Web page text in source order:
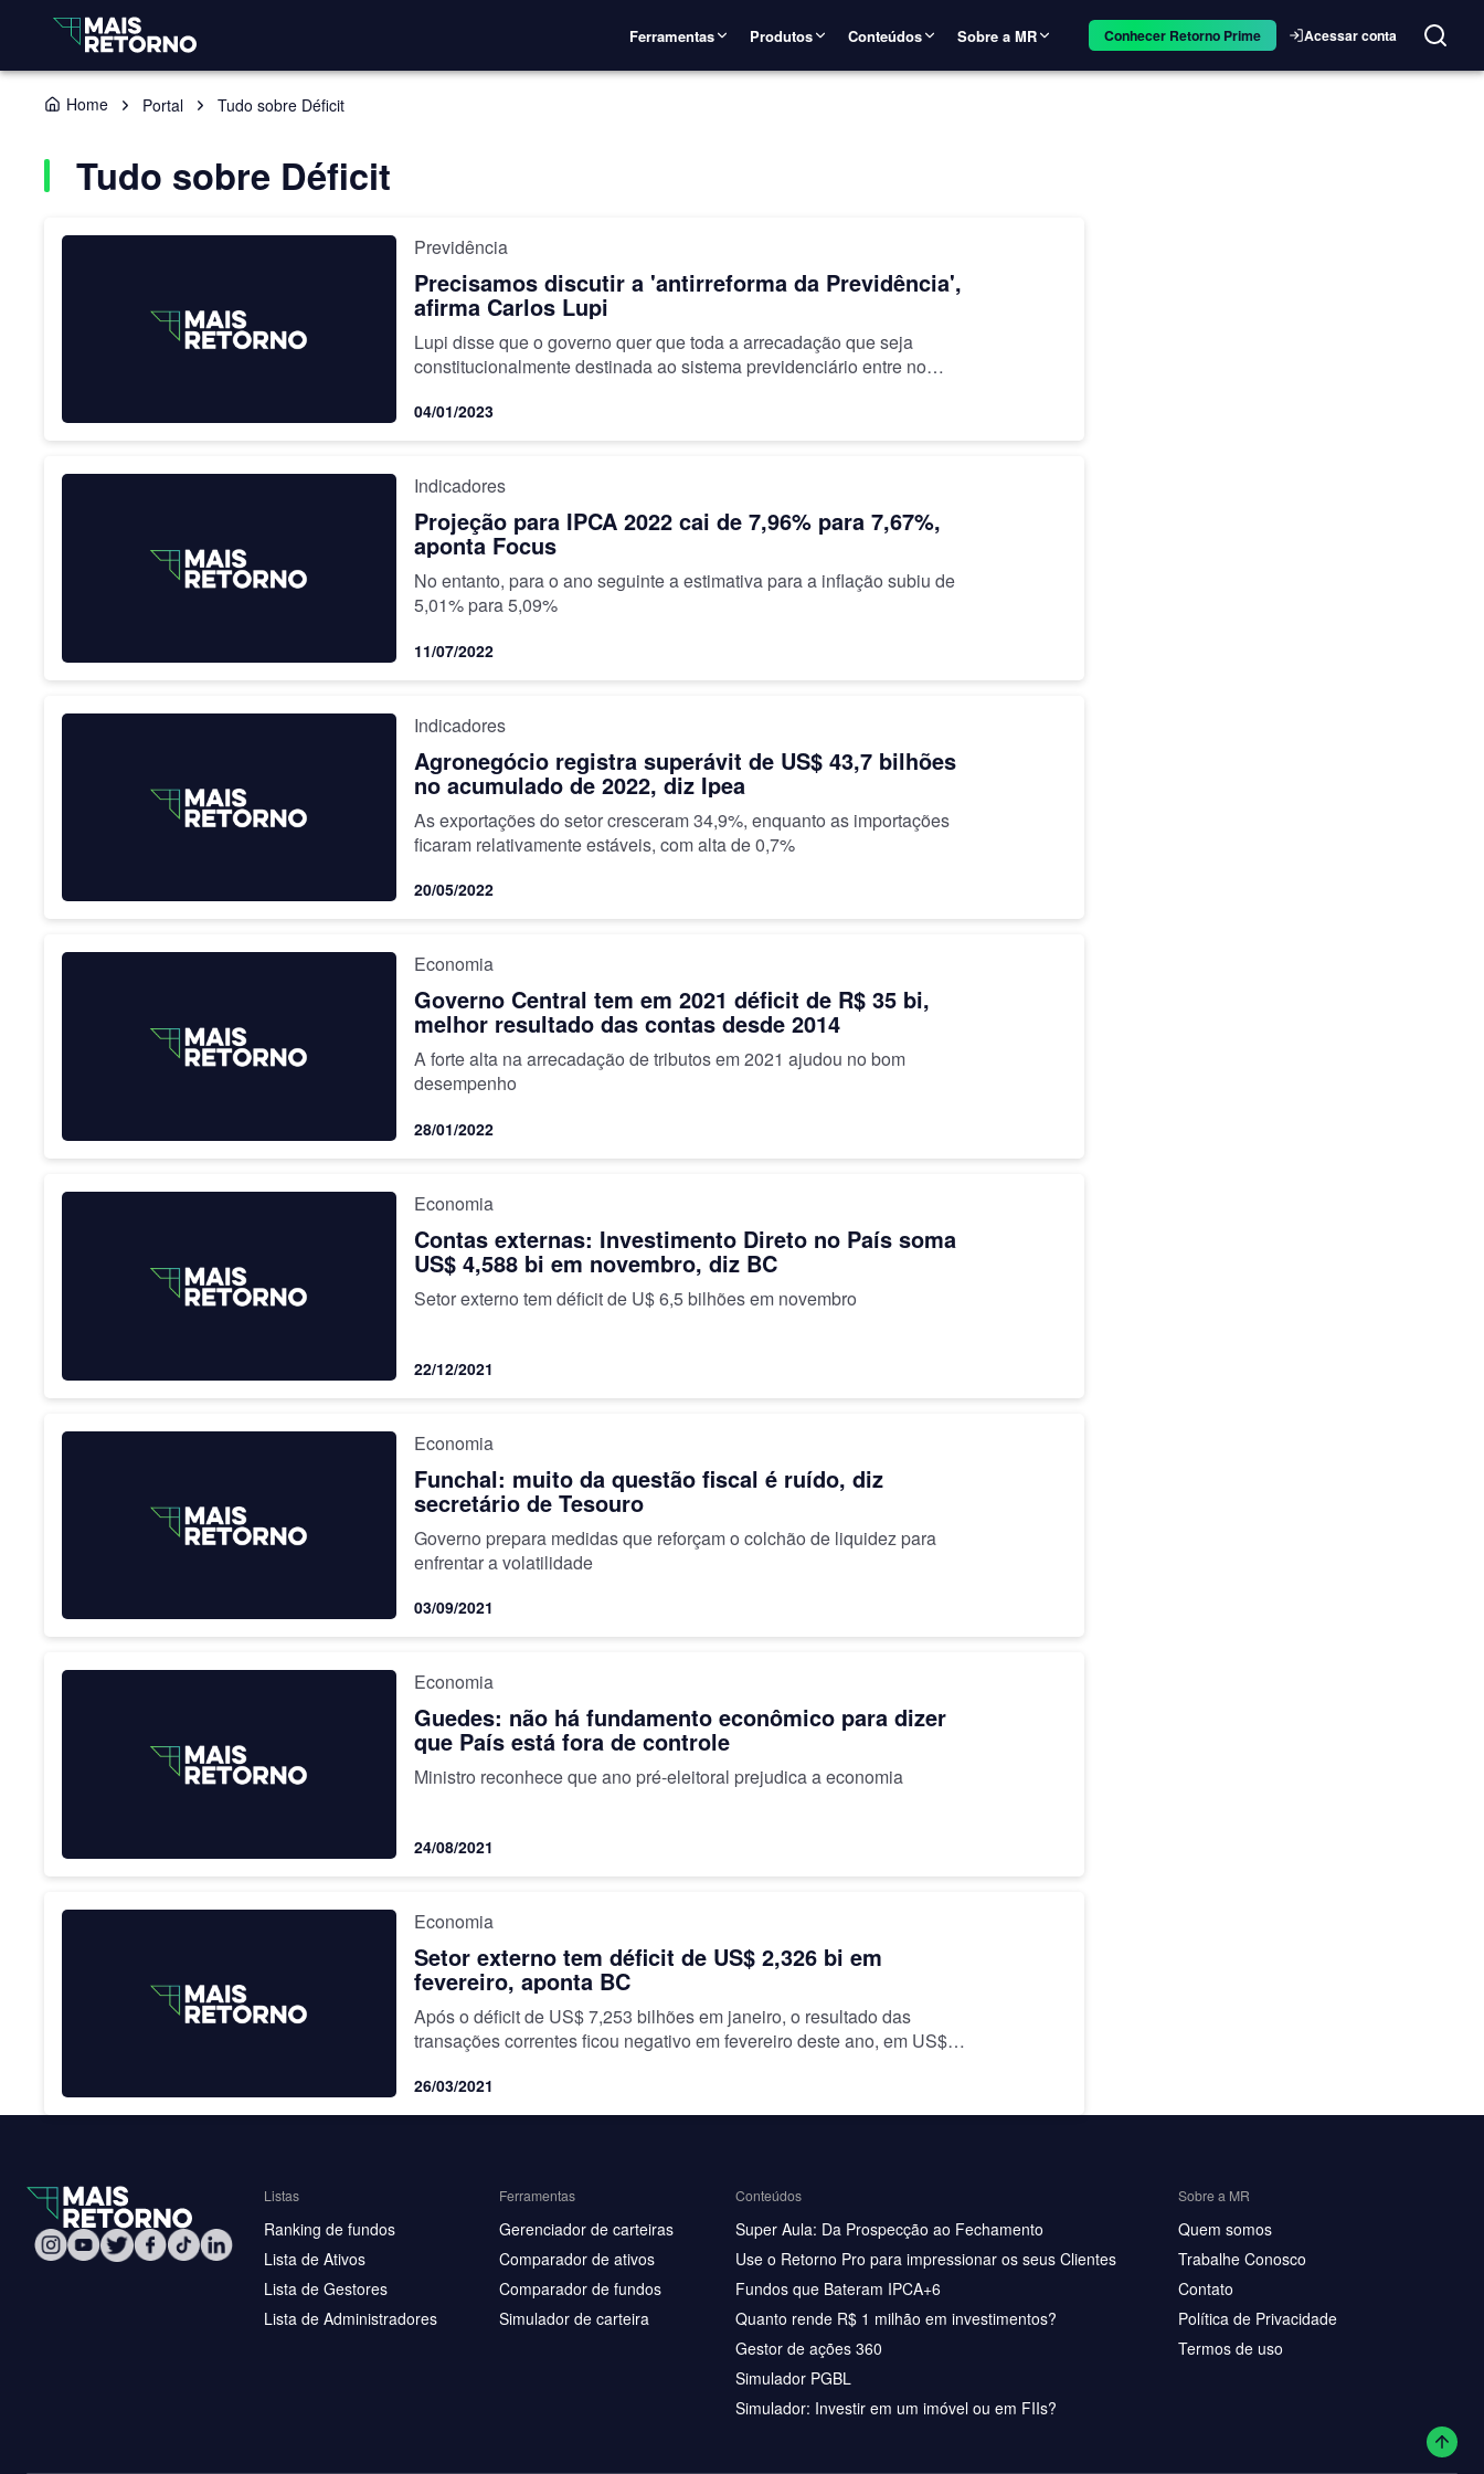
Ferramentas Produtos Conteúdos Sobre a MR Conhecer Retorno Prime Acessar conta
Home Portal Tudo sobre Déficit
Tudo sobre Déficit
Previdência
Precisamos discutir a 'antirreforma da Previdência',
afirma Carlos Lupi
Lupi disse que o governo quer que toda a arrecadação que seja
constitucionalmente destinada ao sistema previdenciário entre no
04/01/2023
Indicadores
Projeção para IPCA 2022 cai de 7,96% para 7,67%,
aponta Focus
No entanto, para o ano seguinte a estimativa para a inflação subiu de
5,01% para 5,09%
11/07/2022
Indicadores
Agronegócio registra superávit de US$ 43,7 bilhões
no acumulado de 2022, diz Ipea
As exportações do setor cresceram 34,9%, enquanto as importações
ficaram relativamente estáveis, com alta de 0,7%
20/05/2022
Economia
Governo Central tem em 2021 déficit de R$ 35 bi,
melhor resultado das contas desde 2014
A forte alta na arrecadação de tributos em 2021 ajudou no bom
desempenho
28/01/2022
Economia
Contas externas: Investimento Direto no País soma
US$ 4,588 bi em novembro, diz BC
Setor externo tem déficit de U$ 6,5 bilhões em novembro
22/12/2021
Economia
Funchal: muito da questão fiscal é ruído, diz
secretário de Tesouro
Governo prepara medidas que reforçam o colchão de liquidez para
enfrentar a volatilidade
03/09/2021
Economia
Guedes: não há fundamento econômico para dizer
que País está fora de controle
Ministro reconhece que ano pré-eleitoral prejudica a economia
24/08/2021
Economia
Setor externo tem déficit de US$ 2,326 bi em
fevereiro, aponta BC
Após o déficit de US$ 7,253 bilhões em janeiro, o resultado das
transações correntes ficou negativo em fevereiro deste ano, em US$
26/03/2021
Listas
Ranking de fundos
Lista de Ativos
Lista de Gestores
Lista de Administradores
Ferramentas
Gerenciador de carteiras
Comparador de ativos
Comparador de fundos
Simulador de carteira
Conteúdos
Super Aula: Da Prospecção ao Fechamento
Use o Retorno Pro para impressionar os seus Clientes
Fundos que Bateram IPCA+6
Quanto rende R$ 1 milhão em investimentos?
Gestor de ações 360
Simulador PGBL
Simulador: Investir em um imóvel ou em FIIs?
Sobre a MR
Quem somos
Trabalhe Conosco
Contato
Política de Privacidade
Termos de uso